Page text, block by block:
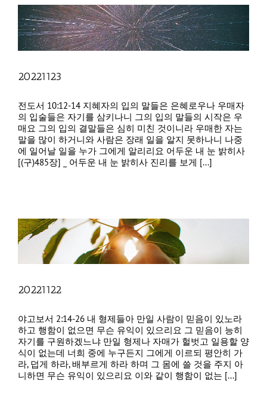
20221123
전도서 10:12-14 지혜자의 입의 말들은 은혜로우나 우매자
의 입술들은 자기를 삼키나니 그의 입의 말들의 시작은 우
매요 그의 입의 결말들은 심히 미친 것이니라 우매한 자는
말을 많이 하거니와 사람은 장래 일을 알지 못하나니 나중
에 일어날 일을 누가 그에게 알리리요 어두운 내 눈 밝히사
[(구)485장] _ 어두운 내 눈 밝히사 진리를 보게 [...]
20221122
야고보서 2:14-26 내 형제들아 만일 사람이 믿음이 있노라
하고 행함이 없으면 무슨 유익이 있으리요 그 믿음이 능히
자기를 구원하겠느냐 만일 형제나 자매가 헐벗고 일용할 양
식이 없는데 너희 중에 누구든지 그에게 이르되 평안히 가
라, 덥게 하라, 배부르게 하라 하며 그 몸에 쓸 것을 주지 아
니하면 무슨 유익이 있으리요 이와 같이 행함이 없는 [...]